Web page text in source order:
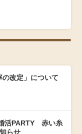
の改定」について
活PARTY 赤い糸
らせ